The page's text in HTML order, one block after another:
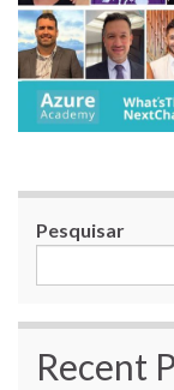
Pesquisar
Recent